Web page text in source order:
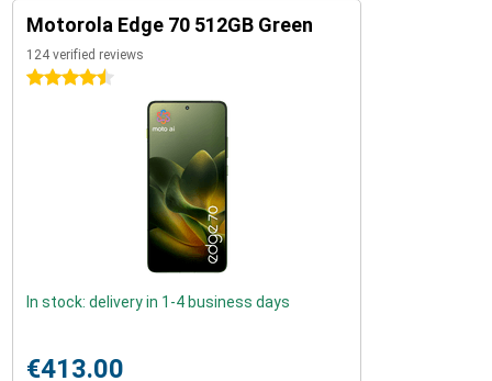
Motorola Edge 70 512GB Green
124 verified reviews
4.5 stars
In stock: delivery in 1-4 business days
€413.00